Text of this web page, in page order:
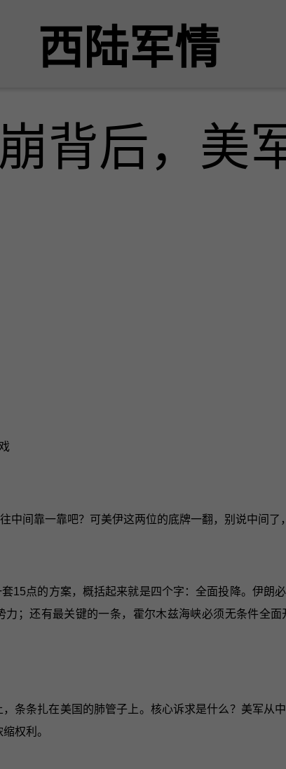
西陆军情
背后，美
中间靠一靠吧？可美伊这两位的底牌一翻，别说中间了
15点的方案，概括起来就是四个字：全面投降。伊
力；还有最关键的一条，霍尔木兹海峡必须无条件全
条条扎在美国的肺管子上。核心诉求是什么？美军从
权利。